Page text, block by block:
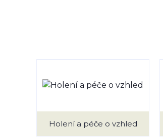
Holení a péče o vzhled